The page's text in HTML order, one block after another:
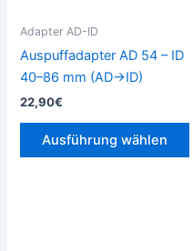
Adapter AD-ID
Auspuffadapter AD 54 – ID
40–86 mm (AD→ID)
22,90€
Ausführung wählen